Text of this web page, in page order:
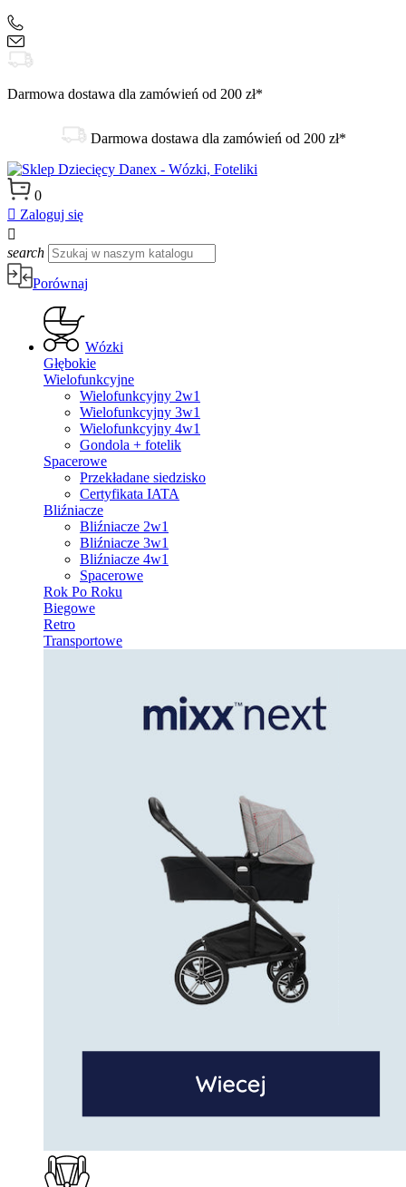
Darmowa dostawa dla zamówień od 200 zł*
Darmowa dostawa dla zamówień od 200 zł*
0
 Zaloguj się

search
Porównaj
Wózki
Głębokie
Wielofunkcyjne
Wielofunkcyjny 2w1
Wielofunkcyjny 3w1
Wielofunkcyjny 4w1
Gondola + fotelik
Spacerowe
Przekładane siedzisko
Certyfikata IATA
Bliźniacze
Bliźniacze 2w1
Bliźniacze 3w1
Bliźniacze 4w1
Spacerowe
Rok Po Roku
Biegowe
Retro
Transportowe